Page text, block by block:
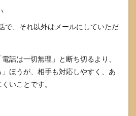
で、それ以外はメールにしていただ
話は一切無理」と断ち切るより、
」ほうが、相手も対応しやすく、あ
いことです。